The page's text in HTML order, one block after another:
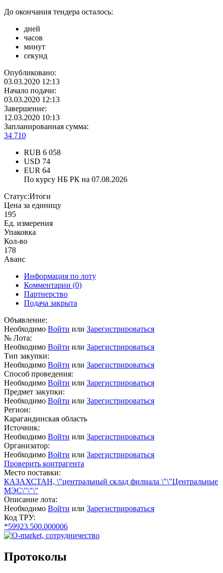
До окончания тендера осталось:
дней
часов
минут
секунд
Опубликовано:
03.03.2020 12:13
Начало подачи:
03.03.2020 12:13
Завершение:
12.03.2020 10:13
Запланированная сумма:
34 710
RUB 6 058
USD 74
EUR 64
По курсу НБ РК на 07.08.2026
Статус:Итоги
Цена за единицу
195
Ед. измерения
Упаковка
Кол-во
178
Аванс
Информация по лоту
Комментарии (0)
Партнерство
Подача закрыта
Объявление:
Необходимо Войти или Зарегистрироваться
№ Лота:
Необходимо Войти или Зарегистрироваться
Тип закупки:
Необходимо Войти или Зарегистрироваться
Способ проведения:
Необходимо Войти или Зарегистрироваться
Предмет закупки:
Необходимо Войти или Зарегистрироваться
Регион:
Карагандинская область
Источник:
Необходимо Войти или Зарегистрироваться
Организатор:
Необходимо Войти или Зарегистрироваться
Проверить контрагента
Место поставки:
КАЗАХСТАН, \"центральный склад филиала \"\"Центральные
МЭС\"\"\"
Описание лота:
Необходимо Войти или Зарегистрироваться
Код ТРУ:
*59923.500.000006
Протоколы